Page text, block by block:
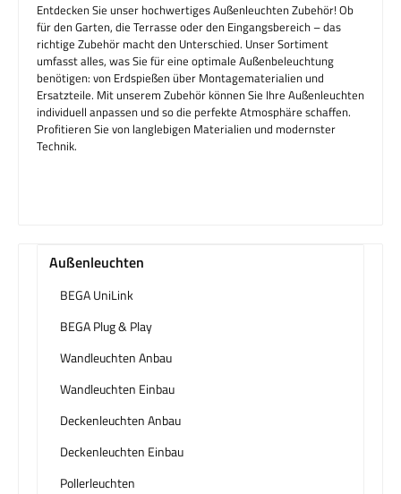
Entdecken Sie unser hochwertiges Außenleuchten Zubehör! Ob
für den Garten, die Terrasse oder den Eingangsbereich – das
richtige Zubehör macht den Unterschied. Unser Sortiment
umfasst alles, was Sie für eine optimale Außenbeleuchtung
benötigen: von Erdspießen über Montagematerialien und
Ersatzteile. Mit unserem Zubehör können Sie Ihre Außenleuchten
individuell anpassen und so die perfekte Atmosphäre schaffen.
Profitieren Sie von langlebigen Materialien und modernster
Technik.
Außenleuchten
BEGA UniLink
BEGA Plug & Play
Wandleuchten Anbau
Wandleuchten Einbau
Deckenleuchten Anbau
Deckenleuchten Einbau
Pollerleuchten